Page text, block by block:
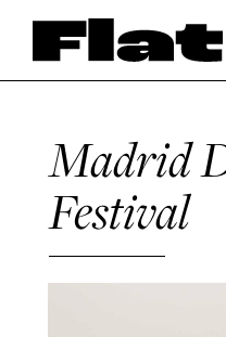
Madrid
Festival